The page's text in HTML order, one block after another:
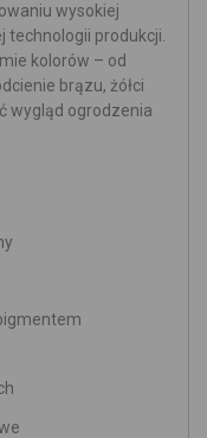
wysokiej
technologii produkcji.
kolorów – od
brązu, żółci
wygląd ogrodzenia